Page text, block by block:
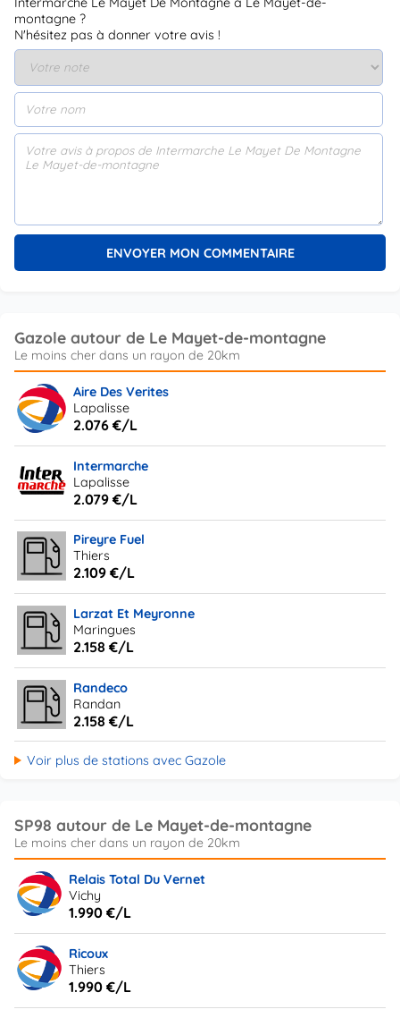
montagne ?
N'hésitez pas à donner votre avis !
Gazole autour de Le Mayet-de-montagne
Aire Des Verites
Lapalisse
2.076 €/L
Intermarche
Lapalisse
2.079 €/L
Pireyre Fuel
Thiers
2.109 €/L
Larzat Et Meyronne
Maringues
2.158 €/L
Randeco
Randan
2.158 €/L
Voir plus de stations avec Gazole
SP98 autour de Le Mayet-de-montagne
Relais Total Du Vernet
Vichy
1.990 €/L
Ricoux
Thiers
1.990 €/L